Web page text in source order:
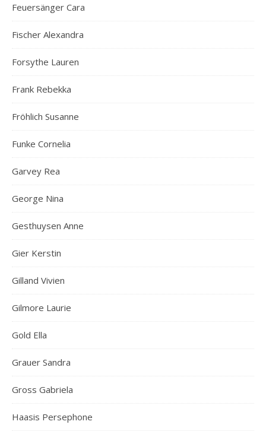
Feuersänger Cara
Fischer Alexandra
Forsythe Lauren
Frank Rebekka
Fröhlich Susanne
Funke Cornelia
Garvey Rea
George Nina
Gesthuysen Anne
Gier Kerstin
Gilland Vivien
Gilmore Laurie
Gold Ella
Grauer Sandra
Gross Gabriela
Haasis Persephone